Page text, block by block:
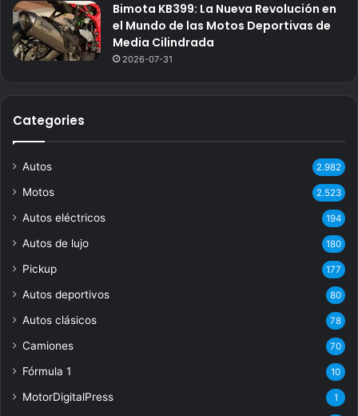
Bimota KB399: La Nueva Revolución en
el Mundo de las Motos Deportivas de
Media Cilindrada
2026-07-31
Categories
Autos 2.982
Motos 2.523
Autos eléctricos 194
Autos de lujo 180
Pickup 177
Autos deportivos 80
Autos clásicos 78
Camiones 70
Fórmula 1 10
MotorDigitalPress 1